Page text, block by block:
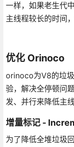
一样，如果老生代
主线程较长的时间
优化 Orinoco
orinoco为V8的垃
验，解决全停顿问
发、并行来降低主
增量标记 -
为了降低全堆垃圾